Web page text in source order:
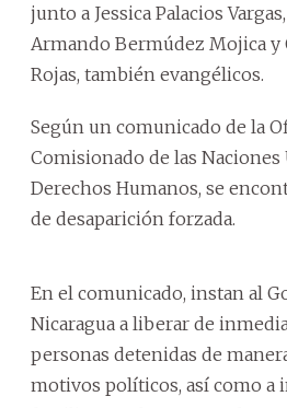
junto a Jessica Palacios
Armando Bermúdez Mojica y
Rojas, también evangélicos.
Según un comunicado de la
Comisionado de las Naciones
Derechos Humanos, se
de desaparición forzada.
En el comunicado, instan al
Nicaragua a liberar de
personas detenidas de
motivos políticos, así como a